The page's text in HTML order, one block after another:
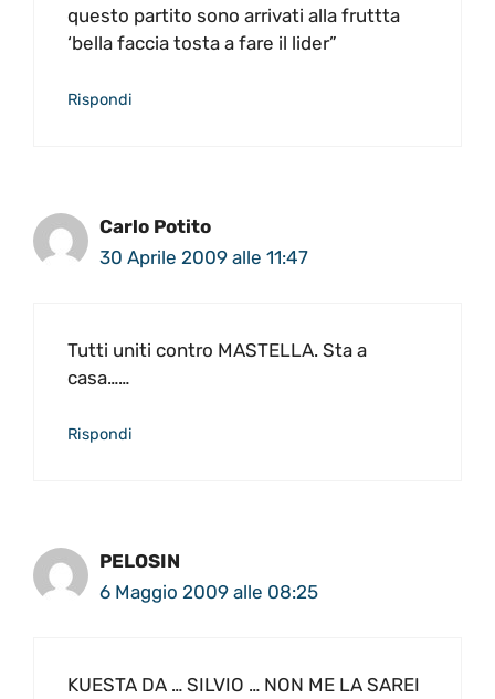
questo partito sono arrivati alla fruttta
‘bella faccia tosta a fare il lider”
Rispondi
Carlo Potito
30 Aprile 2009 alle 11:47
Tutti uniti contro MASTELLA. Sta a
casa……
Rispondi
PELOSIN
6 Maggio 2009 alle 08:25
KUESTA DA … SILVIO … NON ME LA SAREI